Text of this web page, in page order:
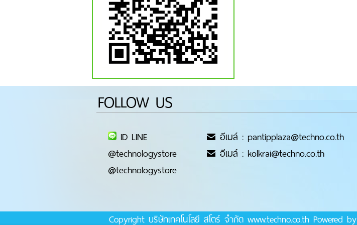
FOLLOW US
ID LINE
@technologystore
@technologystore
อีเมล์ : pantipplaza@techno.co.th
อีเมล์ : kolkrai@techno.co.th
Copyright บริษัทเทคโนโลยี สโตร์ จำกัด www.techno.co.th Powered by